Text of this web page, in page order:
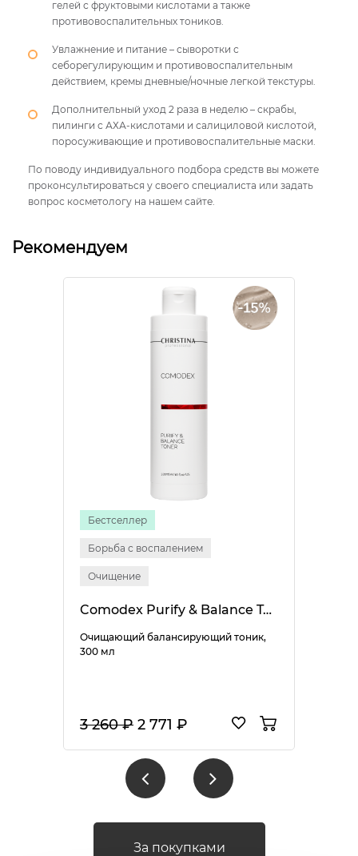
гелей с фруктовыми кислотами а также
противовоспалительных тоников.
Увлажнение и питание – сыворотки с
себорегулирующим и противовоспалительным
действием, кремы дневные/ночные легкой текстуры.
Дополнительный уход 2 раза в неделю – скрабы,
пилинги с АХА-кислотами и салициловой кислотой,
поросуживающие и противовоспалительные маски.
По поводу индивидуального подбора средств вы можете
проконсультироваться у своего специалиста или задать
вопрос косметологу на нашем сайте.
Рекомендуем
Бестселлер
Борьба с воспалением
Очищение
Comodex Purify & Balance Toner
Очищающий балансирующий тоник,
300 мл
3 260 ₽ 2 771 ₽
За покупками